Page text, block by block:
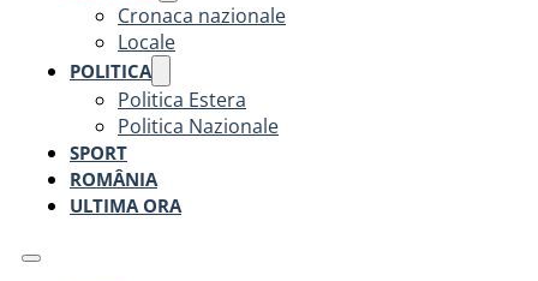
Cronaca nazionale
Locale
POLITICA
Politica Estera
Politica Nazionale
SPORT
ROMÂNIA
ULTIMA ORA